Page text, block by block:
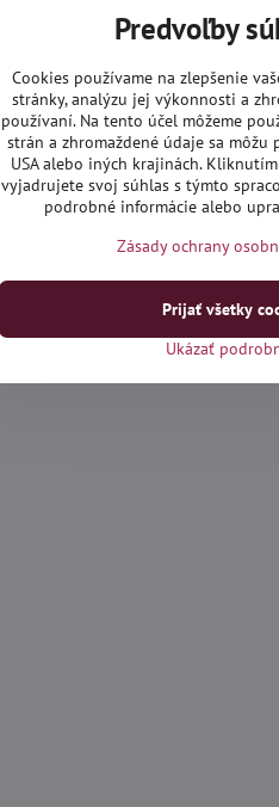
Predvoľby
Cookies používame na zlepšenie
stránky, analýzu jej výkonnosti a
používaní. Na tento účel môžeme
strán a zhromaždené údaje sa môžu
USA alebo iných krajinách.
vyjadrujete svoj súhlas s týmto
podrobné informácie alebo
Zásady ochrany
Ukázať
Prijať všetky